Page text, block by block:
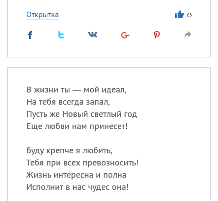
Открытка 63
В жизни ты — мой идеал,
На тебя всегда запал,
Пусть же Новый светлый год
Еще любви нам принесет!
Буду крепче я любить,
Тебя при всех превозносить!
Жизнь интересна и полна
Исполнит в нас чудес она!
Федор
Посмотреть значение
происхождение